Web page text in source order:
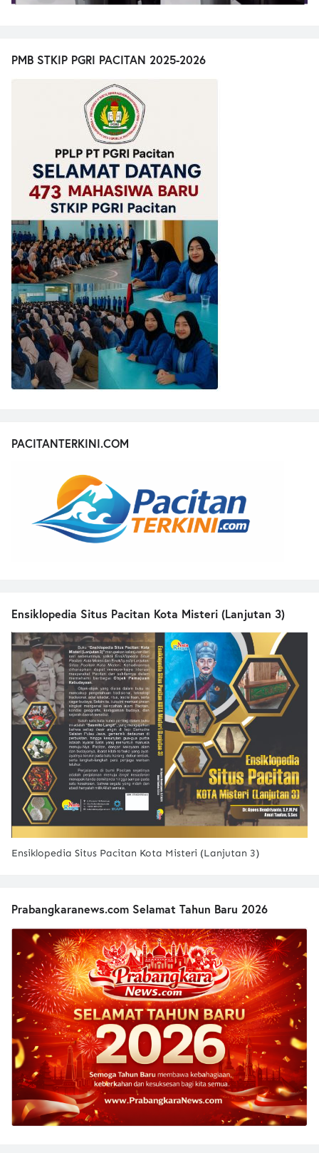
PMB STKIP PGRI PACITAN 2025-2026
PACITANTERKINI.COM
Ensiklopedia Situs Pacitan Kota Misteri (Lanjutan 3)
Ensiklopedia Situs Pacitan Kota Misteri (Lanjutan 3)
Prabangkaranews.com Selamat Tahun Baru 2026